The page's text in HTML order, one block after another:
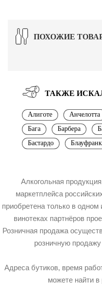
ПОХОЖИЕ
ТАКЖЕ
Алиготе Анчелотта
Бага
Барбера
Бастардо
Алкогольная
маркетплейса
приобретена только в
винотеках партнёров
Розничная продажа
розничную
Адреса бутиков, время
можете найти в